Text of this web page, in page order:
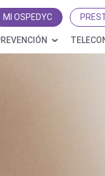
MI OSPEDYC